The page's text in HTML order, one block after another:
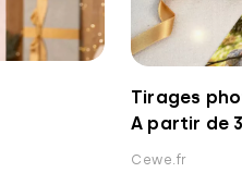
Tirages
A partir de
Cewe.fr